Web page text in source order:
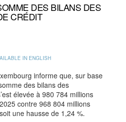
DES BILANS DES
CRÉDIT
IN ENGLISH
informe que, sur base
des bilans des
élevée à 980 784 millions
contre 968 804 millions
une hausse de 1,24 %.